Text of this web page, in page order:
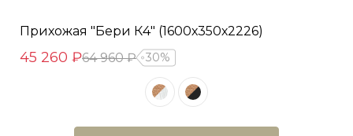
Прихожая "Бери К4" (1600х350х2226)
45 260 ₽64 960 ₽ 30%